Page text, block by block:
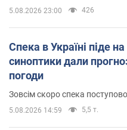
5.08.2026 23:00 426
Спека в Україні піде
синоптики дали
погоди
Зовсім скоро спека
5.08.2026 14:59 5,5 т.